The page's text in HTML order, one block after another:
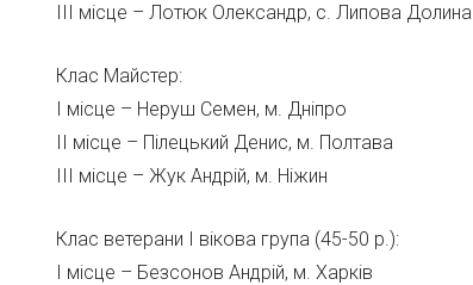
ІІІ місце – Лотюк Олександр, с. Липова Долина
Клас Майстер:
І місце – Неруш Семен, м. Дніпро
ІІ місце – Пілецький Денис, м. Полтава
ІІІ місце – Жук Андрій, м. Ніжин
Клас ветерани І вікова група (45-50 р.):
І місце – Безсонов Андрій, м. Харків